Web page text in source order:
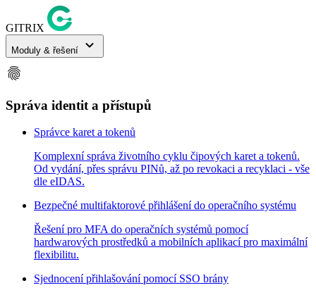
GITRIX
Moduly & řešení
expand_more
fingerprint
Správa identit a přístupů
Správce karet a tokenů
Komplexní správa životního cyklu čipových karet a tokenů.
Od vydání, přes správu PINů, až po revokaci a recyklaci - vše
dle eIDAS.
Bezpečné multifaktorové přihlášení do operačního systému
Řešení pro MFA do operačních systémů pomocí
hardwarových prostředků a mobilních aplikací pro maximální
flexibilitu.
Sjednocení přihlašování pomocí SSO brány